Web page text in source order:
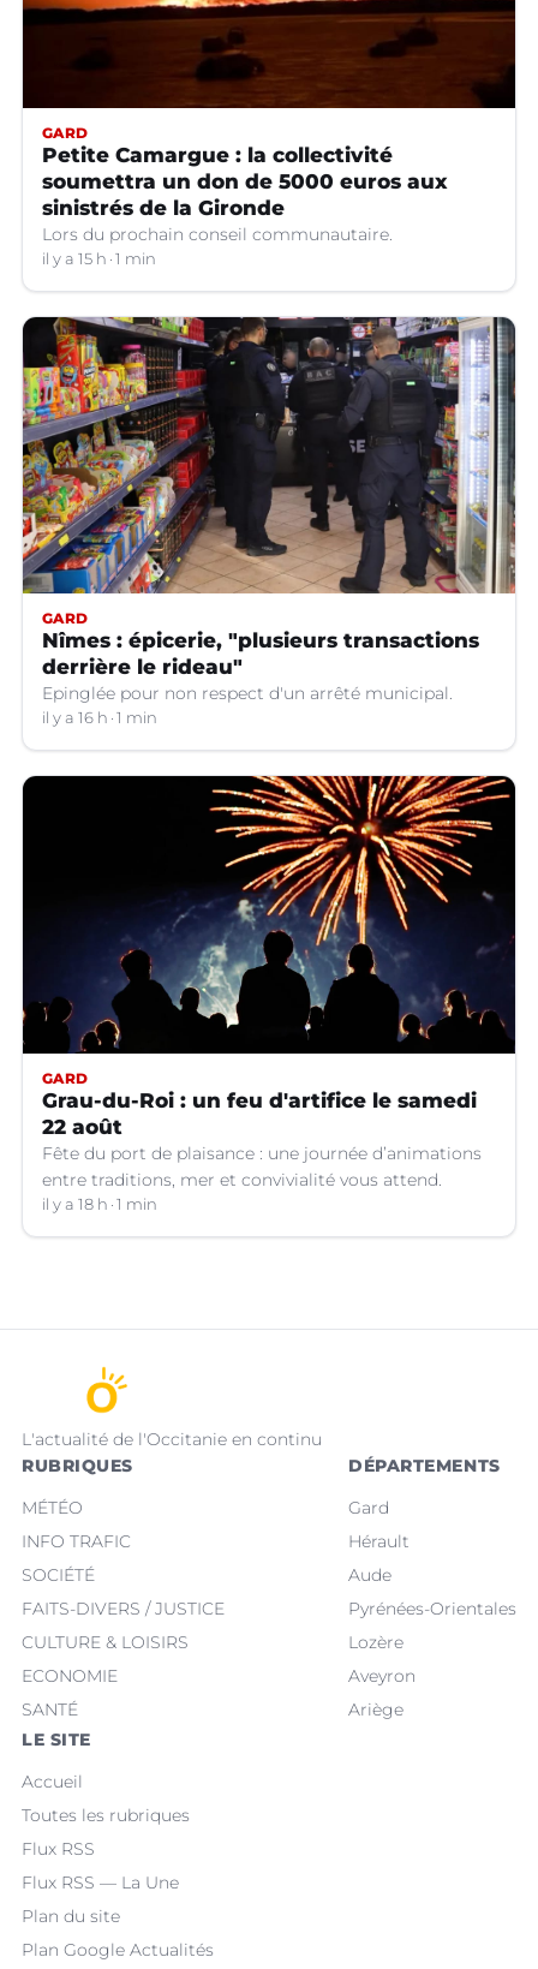
GARD
Petite Camargue : la collectivité
soumettra un don de 5000 euros aux
sinistrés de la Gironde
Lors du prochain conseil communautaire.
il y a 15 h 1 min
GARD
Nîmes : épicerie, "plusieurs transactions
derrière le rideau"
Epinglée pour non respect d'un arrêté municipal.
il y a 16 h 1 min
GARD
Grau-du-Roi : un feu d'artifice le samedi
22 août
Fête du port de plaisance : une journée d’animations
entre traditions, mer et convivialité vous attend.
il y a 18 h 1 min
L'actualité de l'Occitanie en continu
RUBRIQUES
MÉTÉO
INFO TRAFIC
SOCIÉTÉ
FAITS-DIVERS / JUSTICE
CULTURE & LOISIRS
ECONOMIE
SANTÉ
DÉPARTEMENTS
Gard
Hérault
Aude
Pyrénées-Orientales
Lozère
Aveyron
Ariège
LE SITE
Accueil
Toutes les rubriques
Flux RSS
Flux RSS — La Une
Plan du site
Plan Google Actualités